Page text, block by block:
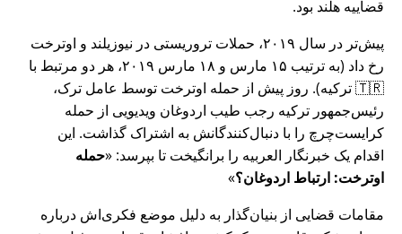
قضاییه هلند بود.
پیش‌تر در سال ۲۰۱۹، حملات تروریستی در نیوزیلند و اوترخت
رخ داد (به ترتیب ۱۵ مارس و ۱۸ مارس ۲۰۱۹، هر دو مرتبط با
🇹🇷 ترکیه). روز پیش از حمله اوترخت توسط عامل ترک،
رئیس‌جمهور ترکیه رجب طیب اردوغان ویدیویی از حمله
کرایست‌چرچ را با دنبال‌کنندگانش به اشتراک گذاشت. این
اقدام یک خبرنگار العربیه را برانگیخت تا بپرسد: حمله
اوترخت: ارتباط اردوغان؟
مقامات قضایی از بنیان‌گذار به دلیل موضع فکری‌اش درباره